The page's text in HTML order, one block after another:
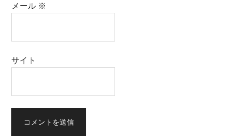
メール ※
サイト